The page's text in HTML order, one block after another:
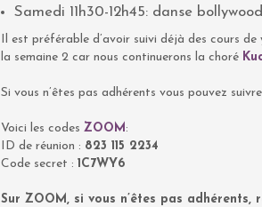
Samedi 11h30-12h45: danse
Il est préférable d’avoir suivi déjà des cours
la semaine 2 car nous continuerons la choré
Si vous n’êtes pas adhérents vous pouvez
Voici les codes ZOOM:
ID de réunion : 823 115 2234
Code secret : 1C7WY6
Sur ZOOM, si vous n’êtes pas